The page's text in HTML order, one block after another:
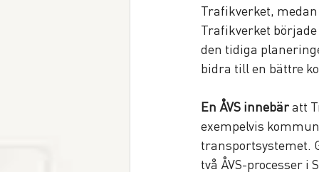
Trafikverket,
Trafikverket
den tidiga
bidra till en bättre
En ÅVS innebär att
exempelvis
transportsystemet.
två ÅVS-processer